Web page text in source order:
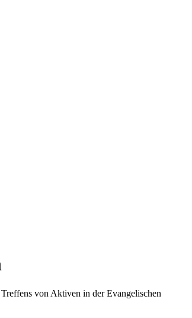
von Aktiven in der Evangelischen